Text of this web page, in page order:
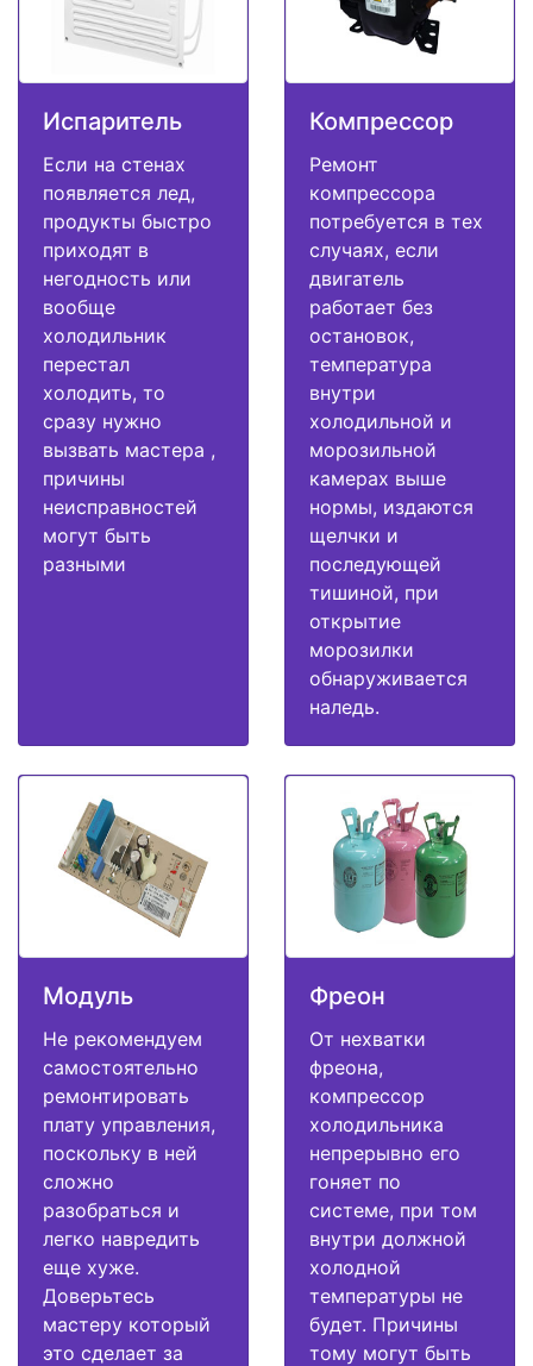
Испаритель
Если на стенах
появляется лед,
продукты быстро
приходят в
негодность или
вообще
холодильник
перестал
холодить, то
сразу нужно
вызвать мастера ,
причины
неисправностей
могут быть
разными
Компрессор
Ремонт
компрессора
потребуется в тех
случаях, если
двигатель
работает без
остановок,
температура
внутри
холодильной и
морозильной
камерах выше
нормы, издаются
щелчки и
последующей
тишиной, при
открытие
морозилки
обнаруживается
наледь.
Модуль
Не рекомендуем
самостоятельно
ремонтировать
плату управления,
поскольку в ней
сложно
разобраться и
легко навредить
еще хуже.
Доверьтесь
мастеру который
это сделает за
Фреон
От нехватки
фреона,
компрессор
холодильника
непрерывно его
гоняет по
системе, при том
внутри должной
холодной
температуры не
будет. Причины
тому могут быть